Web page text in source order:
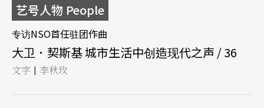
艺号人物 People
专访NSO首任驻团作曲
大卫．契斯基 城市生活中创造现代之声 / 36
文字 | 李秋玫